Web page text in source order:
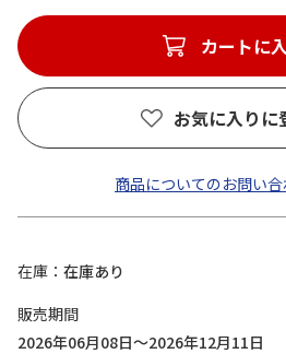
カートに
お気に入りに
商品についてのお問い
在庫
在庫あり
販売期間
2026年06月08日～2026年12月11日